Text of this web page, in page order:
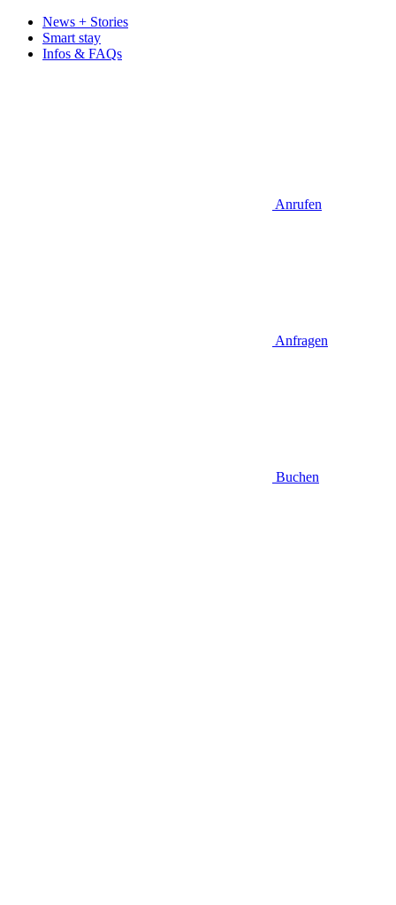
News + Stories
Smart stay
Infos & FAQs
Anrufen
Anfragen
Buchen